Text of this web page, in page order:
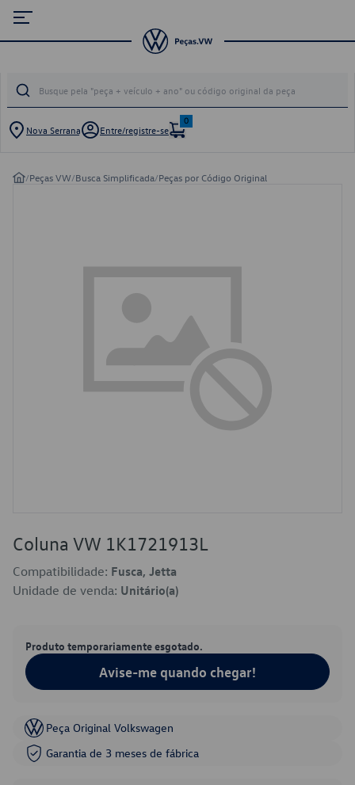
Nova Serrana Entre/registre-se
0
/Peças VW/Busca Simplificada/Peças por Código Original
Coluna VW 1K1721913L
Compatibilidade: Fusca, Jetta
Unidade de venda: Unitário(a)
Produto temporariamente esgotado.
Avise-me quando chegar!
Peça Original Volkswagen
Garantia de 3 meses de fábrica